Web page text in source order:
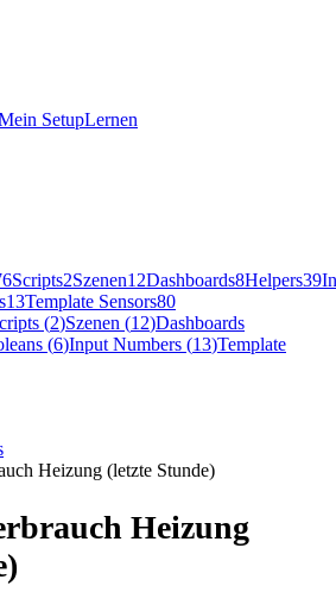
SetupLernen
Scripts2Szenen12Dashboards8Helpers39
13Template Sensors80
(2)Szenen (12)Dashboards
(6)Input Numbers (13)Template
Heizung (letzte Stunde)
Heizung